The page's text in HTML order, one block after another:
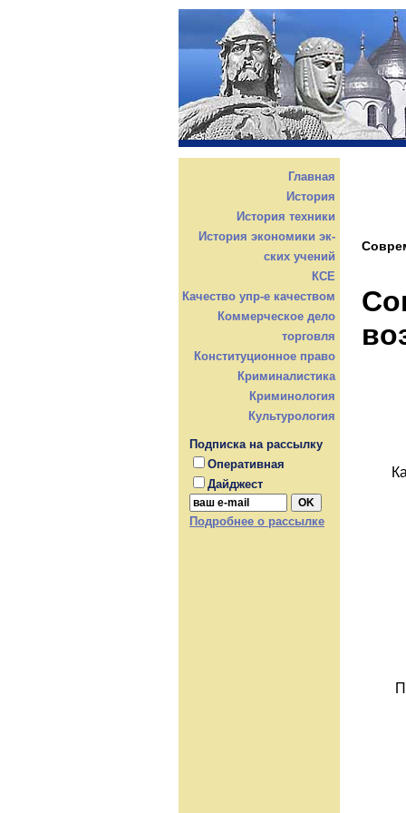
Главная
История
История техники
История экономики эк-
ских учений
КСЕ
Качество упр-е качеством
Коммерческое дело
торговля
Конституционное право
Криминалистика
Криминология
Культурология
Подписка на рассылку
Оперативная
Дайджест
Подробнее о рассылке